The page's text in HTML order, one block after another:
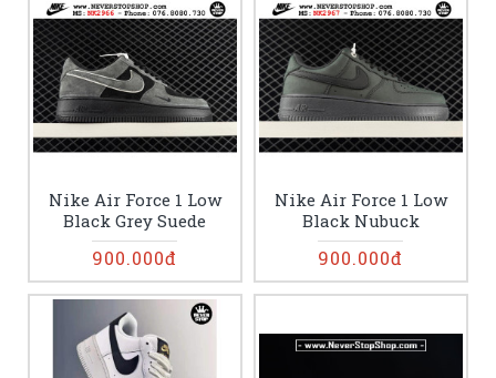
Nike Air Force 1 Low
Black Grey Suede
900.000đ
Nike Air Force 1 Low
Black Nubuck
900.000đ